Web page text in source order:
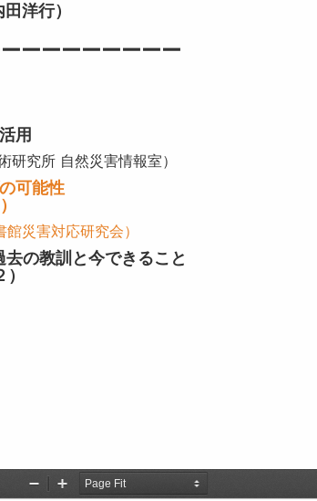
洋行）
ーーーーーーーー
用
究所 自然災害情報室）
可能性
災害対応研究会）
の教訓と今できること